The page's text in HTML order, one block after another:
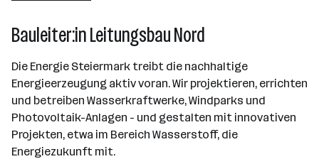
Bauleiter:in Leitungsbau Nord
Die Energie Steiermark treibt die nachhaltige
Energieerzeugung aktiv voran. Wir projektieren, errichten
und betreiben Wasserkraftwerke, Windparks und
Photovoltaik-Anlagen - und gestalten mit innovativen
Projekten, etwa im Bereich Wasserstoff, die
Energiezukunft mit.